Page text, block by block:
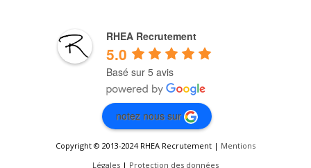
RHEA Recrutement
5.0
Basé sur 5 avis
notez nous sur
Copyright © 2013-2024 RHEA Recrutement | Mentions
Légales | Protection des données